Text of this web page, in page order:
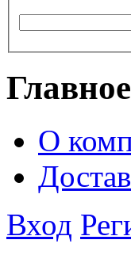
О
Вход